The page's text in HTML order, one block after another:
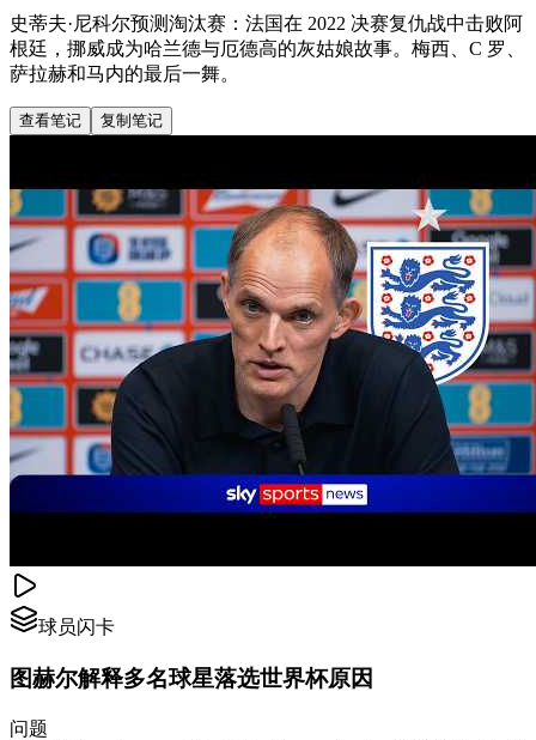
史蒂夫·尼科尔预测淘汰赛：法国在 2022 决赛复仇战中击败阿
根廷，挪威成为哈兰德与厄德高的灰姑娘故事。梅西、C 罗、
萨拉赫和马内的最后一舞。
查看笔记 复制笔记
球员闪卡
图赫尔解释多名球星落选世界杯原因
问题